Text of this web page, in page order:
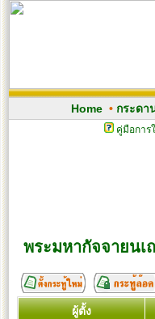
Home• กระดา
คู่มือการ
พระมหากัจจายนเ
ผู้ตั้ง